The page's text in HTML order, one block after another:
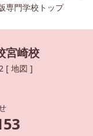
専門学校トップ
宮崎校
[ 地図 ]